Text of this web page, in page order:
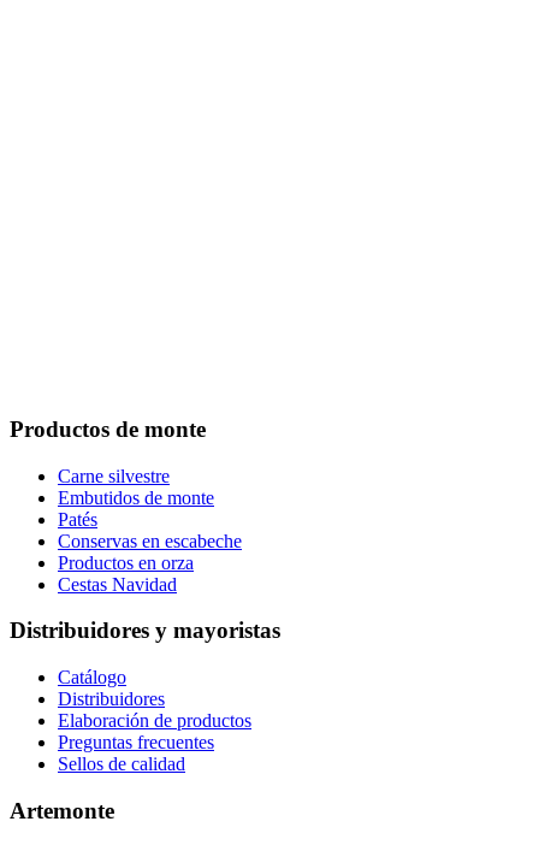
Footer
Productos de monte
Carne silvestre
Embutidos de monte
Patés
Conservas en escabeche
Productos en orza
Cestas Navidad
Distribuidores y mayoristas
Catálogo
Distribuidores
Elaboración de productos
Preguntas frecuentes
Sellos de calidad
Artemonte